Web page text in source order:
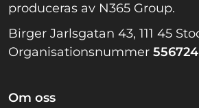
produceras av N365 Group.
Birger Jarlsgatan 43, 111 45
Organisationsnummer
Om oss